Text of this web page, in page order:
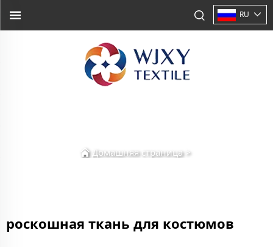
RU
Домашняя страница>
роскошная ткань для костюмов